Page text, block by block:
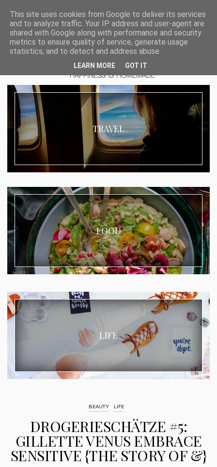
TRAVEL
FOOD
LIFE
BEAUTY LIFE
DROGERIESCHÄTZE #5:
GILLETTE VENUS EMBRACE
SENSITIVE {THE STORY OF &}
This site uses cookies from Google to deliver its services
and to analyze traffic. Your IP address and user-agent are
shared with Google along with performance and security
metrics to ensure quality of service, generate usage
statistics, and to detect and address abuse.
LEARN MORE GOT IT